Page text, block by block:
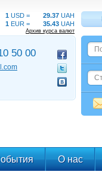
1 USD = 29.37 UAH
1 EUR = 35.43 UAH
Архив курса валют
50 00
О нас